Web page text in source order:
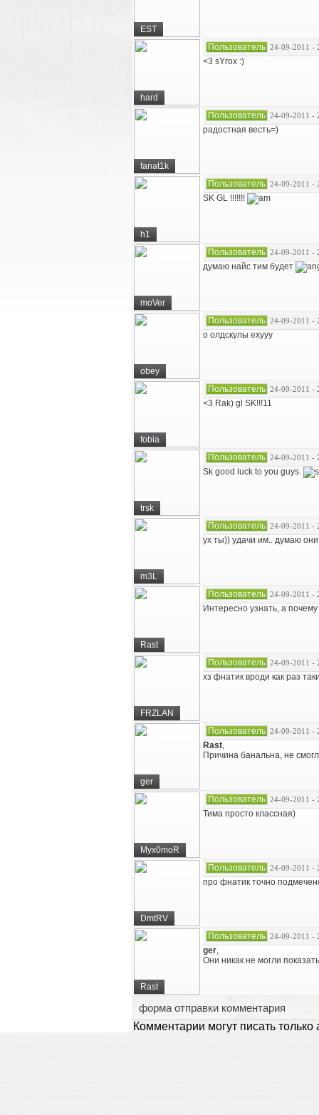
EST
hard
Пользователь 24-09-2011 -
<3 sYrox :)
fanat1k
Пользователь 24-09-2011 -
радостная весть=)
h1
Пользователь 24-09-2011 -
SK GL !!!!!!!
moVer
Пользователь 24-09-2011 -
думаю найс тим будет
obey
Пользователь 24-09-2011 -
о олдскулы ехууу
fobia
Пользователь 24-09-2011 -
<3 Rak) gl SK!!!11
trsk
Пользователь 24-09-2011 -
Sk good luck to you guys.
m3L
Пользователь 24-09-2011 -
ух ты)) удачи им.. думаю
Rast
Пользователь 24-09-2011 -
Интересно узнать, а
FRZLAN
Пользователь 24-09-2011 -
хз фнатик вроди как раз
ger
Пользователь 24-09-2011 -
Rast,
Причина банальна, не
Myx0moR
Пользователь 24-09-2011 -
Тима просто классная)
DmtRV
Пользователь 24-09-2011 -
про фнатик точно
Rast
Пользователь 24-09-2011 -
ger,
Они никак не могли
форма отправки комментария
Комментарии могут писать